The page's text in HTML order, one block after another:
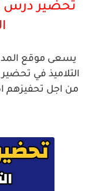
تحضير درس
يسعى موقع
التلاميذ في
من اجل تحفيزهم